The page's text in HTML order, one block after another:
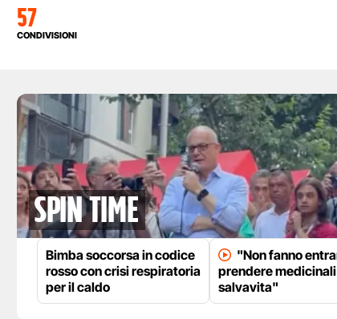
57
CONDIVISIONI
spin time
Bimba soccorsa in codice
rosso con crisi respiratoria
per il caldo
"Non fanno
prendere medicinali
salvavita"